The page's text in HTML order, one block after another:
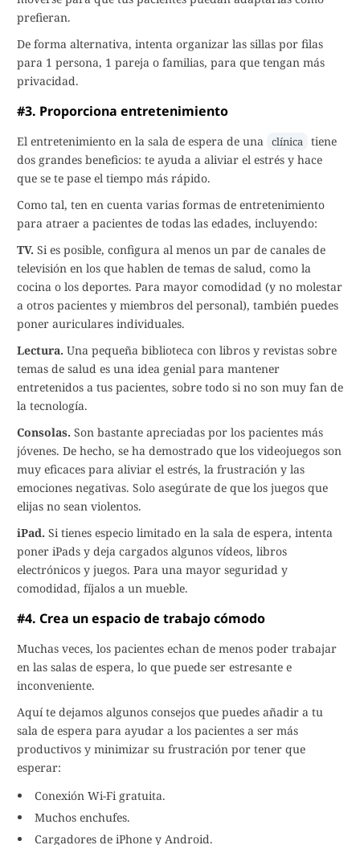
prefieran.
De forma alternativa, intenta organizar las sillas por filas
para 1 persona, 1 pareja o familias, para que tengan más
privacidad.
#3. Proporciona entretenimiento
El entretenimiento en la sala de espera de una clínica tiene
dos grandes beneficios: te ayuda a aliviar el estrés y hace
que se te pase el tiempo más rápido.
Como tal, ten en cuenta varias formas de entretenimiento
para atraer a pacientes de todas las edades, incluyendo:
TV. Si es posible, configura al menos un par de canales de
televisión en los que hablen de temas de salud, como la
cocina o los deportes. Para mayor comodidad (y no molestar
a otros pacientes y miembros del personal), también puedes
poner auriculares individuales.
Lectura. Una pequeña biblioteca con libros y revistas sobre
temas de salud es una idea genial para mantener
entretenidos a tus pacientes, sobre todo si no son muy fan de
la tecnología.
Consolas. Son bastante apreciadas por los pacientes más
jóvenes. De hecho, se ha demostrado que los videojuegos son
muy eficaces para aliviar el estrés, la frustración y las
emociones negativas. Solo asegúrate de que los juegos que
elijas no sean violentos.
iPad. Si tienes especio limitado en la sala de espera, intenta
poner iPads y deja cargados algunos vídeos, libros
electrónicos y juegos. Para una mayor seguridad y
comodidad, fíjalos a un mueble.
#4. Crea un espacio de trabajo cómodo
Muchas veces, los pacientes echan de menos poder trabajar
en las salas de espera, lo que puede ser estresante e
inconveniente.
Aquí te dejamos algunos consejos que puedes añadir a tu
sala de espera para ayudar a los pacientes a ser más
productivos y minimizar su frustración por tener que
esperar:
Conexión Wi-Fi gratuita.
Muchos enchufes.
Cargadores de iPhone y Android.